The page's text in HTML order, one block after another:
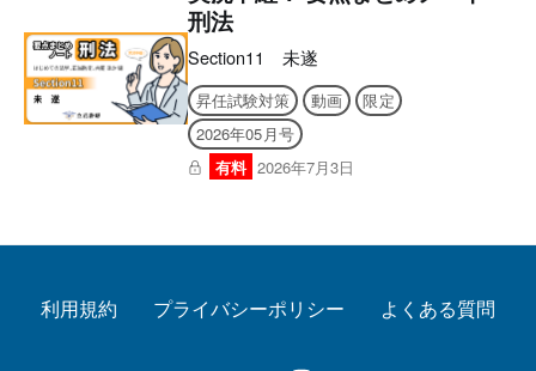
刑法
Section11 未遂
昇任試験対策 動画
限定
2026年05月号
有料 2026年7月3日
利用規約 プライバシーポリシー よくある質問